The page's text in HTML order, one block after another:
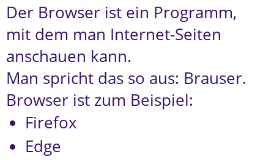
Der Browser ist ein Programm,
mit dem man Internet-Seiten
anschauen kann.
Man spricht das so aus: Brauser.
Browser ist zum Beispiel:
Firefox
Edge